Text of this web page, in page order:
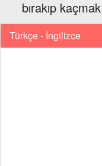
bırakıp kaçmak
Türkçe - İngilizce